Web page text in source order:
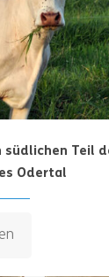
südlichen Teil
Odertal